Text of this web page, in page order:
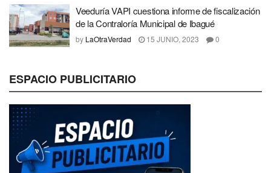
Veeduría VAPI cuestiona informe de fiscalización
de la Contraloría Municipal de Ibagué
by LaOtraVerdad 15 JUNIO, 2023 0
ESPACIO PUBLICITARIO